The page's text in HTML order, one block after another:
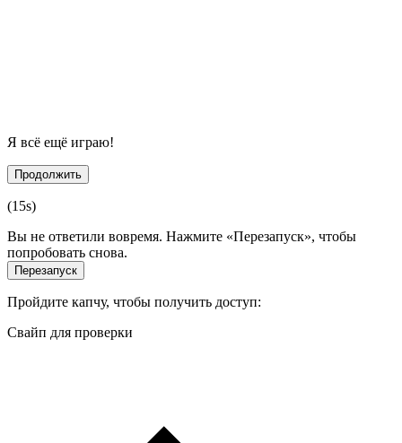
Я всё ещё играю!
Продолжить
(15s)
Вы не ответили вовремя. Нажмите «Перезапуск», чтобы
попробовать снова.
Перезапуск
Пройдите капчу, чтобы получить доступ:
Свайп для проверки